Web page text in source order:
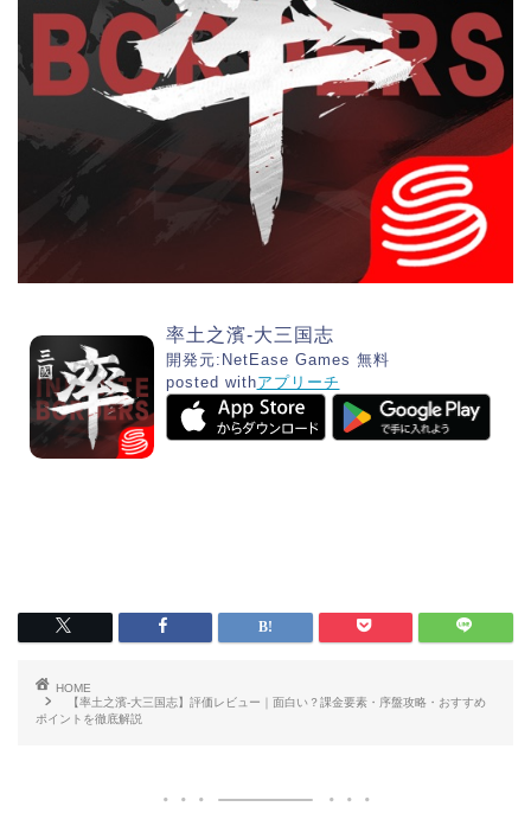
率土之濱-大三国志
開発元: NetEase Games 無料
posted withアプリーチ
HOME
【率土之濱-大三国志】評価レビュー｜面白い？課金要素・序盤攻略・おすすめ
ポイントを徹底解説